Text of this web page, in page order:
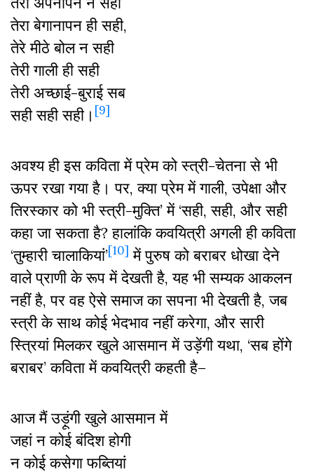
तेरा बेगानापन ही सही,
तेरे मीठे बोल न सही
तेरी गाली ही सही
तेरी अच्छाई-बुराई सब
सही सही सही। [9]
अवश्य ही इस कविता में प्रेम को स्त्री-चेतना से भी
ऊपर रखा गया है। पर, क्या प्रेम में गाली, उपेक्षा और
तिरस्कार को भी स्त्री-मुक्ति’ में ‘सही, सही, और सही
कहा जा सकता है? हालांकि कवयित्री अगली ही कविता
‘तुम्हारी चालाकियां’[10] में पुरुष को बराबर धोखा देने
वाले प्राणी के रूप में देखती है, यह भी सम्यक आकलन
नहीं है, पर वह ऐसे समाज का सपना भी देखती है, जब
स्त्री के साथ कोई भेदभाव नहीं करेगा, और सारी
स्त्रियां मिलकर खुले आसमान में उड़ेंगी यथा, ‘सब होंगे
बराबर’ कविता में कवयित्री कहती है–
आज मैं उड़ूंगी खुले आसमान में
जहां न कोई बंदिश होगी
न कोई कसेगा फब्तियां